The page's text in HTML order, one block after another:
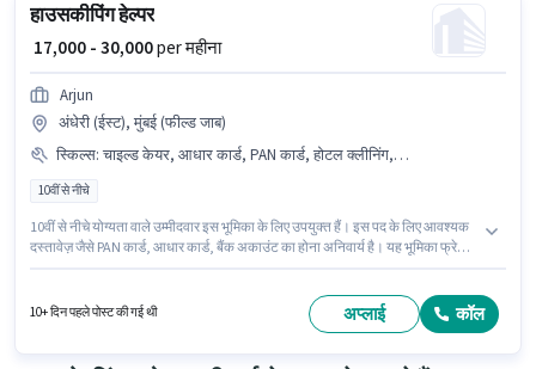
हाउसकीपिंग हेल्पर
₹ 17,000 - 30,000per महीना
Arjun
अंधेरी (ईस्ट), मुंबई (फील्ड जाब)
स्किल्स: चाइल्ड केयर, आधार कार्ड, PAN कार्ड, होटल क्लीनिंग, किचन क्लीनिंग, स्कूल क्लीनिंग, हॉस्पिटल क्लीनिंग, टी/कॉफी मेकिंग, बैंक अकाउंट, टॉयलेट क्लीनिंग, कुकिंग, हाउस क्लीनिंग, रेस्तरां क्लीनिंग
10वीं से नीचे
10वीं से नीचे योग्यता वाले उम्मीदवार इस भूमिका के लिए उपयुक्त हैं। इस पद के लिए आवश्यक
दस्तावेज़ जैसे PAN कार्ड, आधार कार्ड, बैंक अकाउंट का होना अनिवार्य है। यह भूमिका फ्रेशर
मेडिकल बेनिफिट्स भी मिलेंगे।
10+ दिन पहले पोस्ट की गई थी अप्लाई कॉल